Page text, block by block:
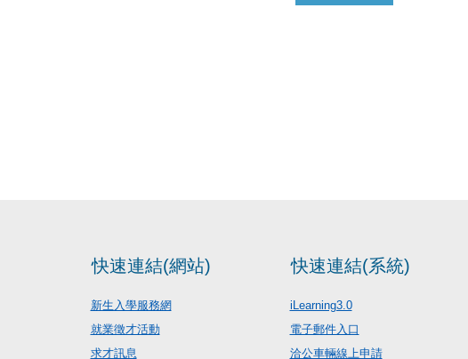
快速連結(網站)
新生入學服務網
就業徵才活動
求才訊息
快速連結(系統)
iLearning3.0
電子郵件入口
洽公車輛線上申請